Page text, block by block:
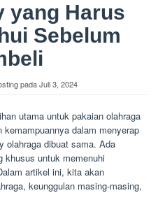
yang Harus
Sebelum
padaJuli 3, 2024
utama untuk pakaian olahraga
dalam menyerap
olahraga dibuat sama. Ada
khusus untuk memenuhi
artikel ini, kita akan
keunggulan masing-masing,